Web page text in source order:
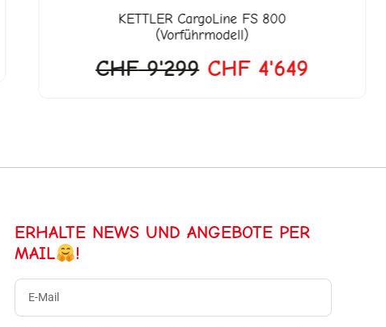
KETTLERCargoLine FS 800
(Vorführmodell)
CHF9'299 CHF4'649
ERHALTE NEWS UND ANGEBOTE PER
MAIL
!